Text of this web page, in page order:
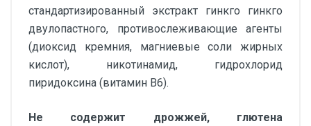
стандартизированный экстракт гинкго гинкго
двулопастного, противослеживающие агенты
(диоксид кремния, магниевые соли жирных
кислот), никотинамид, гидрохлорид
пиридоксина (витамин В6).
Не содержит дрожжей, глютена